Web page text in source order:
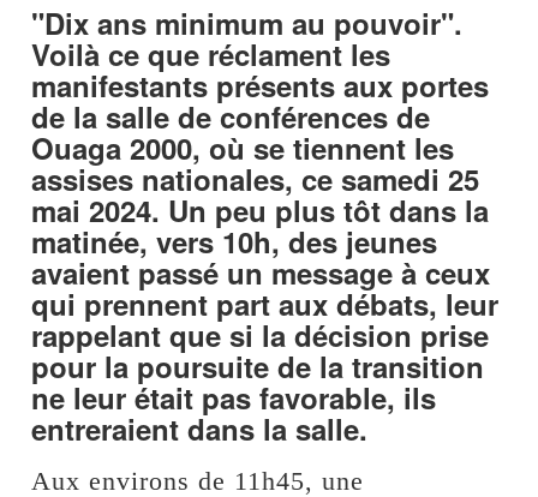
"Dix ans minimum au pouvoir".
Voilà ce que réclament les
manifestants présents aux portes
de la salle de conférences de
Ouaga 2000, où se tiennent les
assises nationales, ce samedi 25
mai 2024. Un peu plus tôt dans la
matinée, vers 10h, des jeunes
avaient passé un message à ceux
qui prennent part aux débats, leur
rappelant que si la décision prise
pour la poursuite de la transition
ne leur était pas favorable, ils
entreraient dans la salle.
Aux environs de 11h45, une